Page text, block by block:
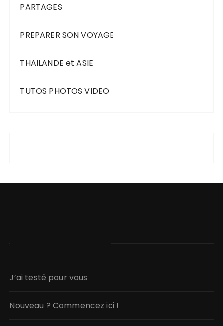
PARTAGES
PREPARER SON VOYAGE
THAILANDE et ASIE
TUTOS PHOTOS VIDEO
J’ai testé pour vous
Nouveau ? Commencez ici !